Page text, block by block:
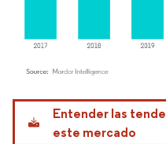
Imagen © Mordor Intelligence. El
Entender las
este mercado